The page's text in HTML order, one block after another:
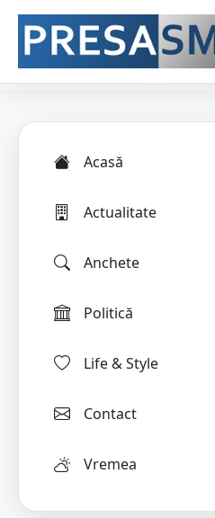
Acasă
Actualitate
Anchete
Politică
Life & Style
Contact
Vremea